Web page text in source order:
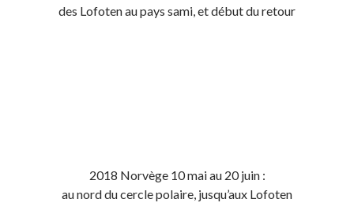
des Lofoten au pays sami, et début du retour
2018 Norvège 10 mai au 20 juin :
au nord du cercle polaire, jusqu’aux Lofoten